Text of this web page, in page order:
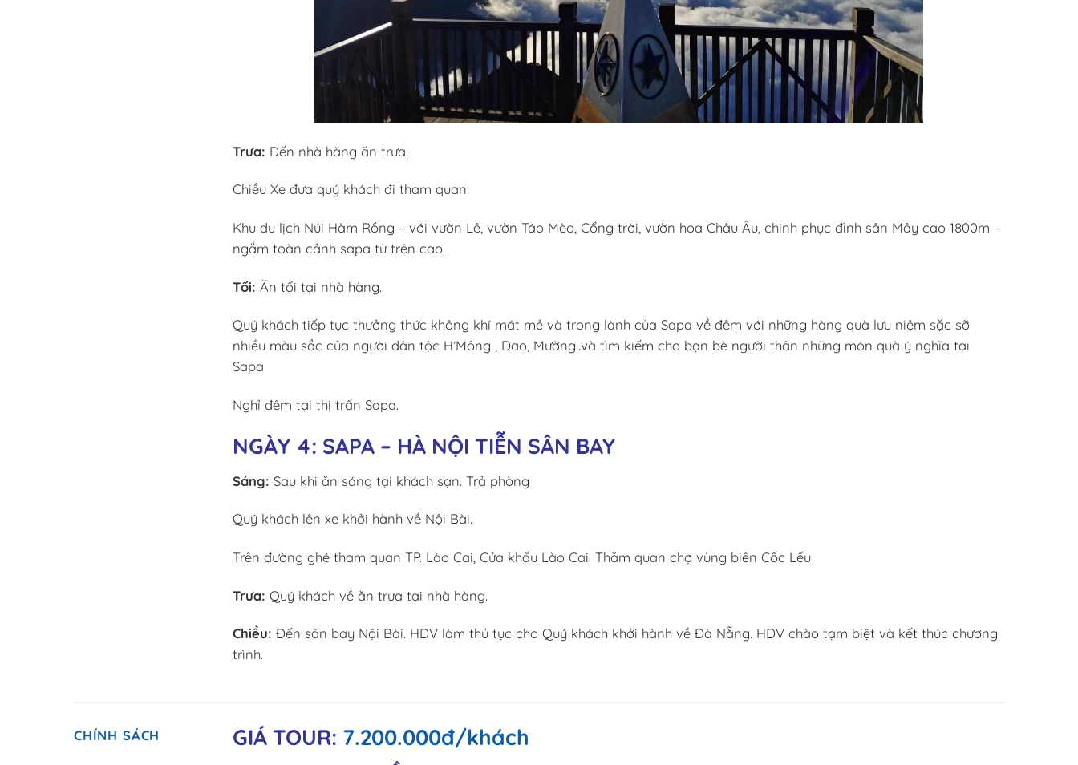
Trưa: Đến nhà hàng ăn trưa.
Chiều Xe đưa quý khách đi tham quan:
Khu du lịch Núi Hàm Rồng – với vườn Lê, vườn Táo Mèo, Cổng trời, vườn hoa Châu Âu, chinh phục đỉnh sân Mây cao 1800m –
ngắm toàn cảnh sapa từ trên cao.
Tối: Ăn tối tại nhà hàng.
Quý khách tiếp tục thưởng thức không khí mát mẻ và trong lành của Sapa về đêm với những hàng quà lưu niệm sặc sỡ
nhiều màu sắc của người dân tộc H’Mông , Dao, Mường..và tìm kiếm cho bạn bè người thân những món quà ý nghĩa tại
Sapa
Nghỉ đêm tại thị trấn Sapa.
NGÀY 4: SAPA – HÀ NỘI TIỄN SÂN BAY
Sáng: Sau khi ăn sáng tại khách sạn. Trả phòng
Quý khách lên xe khởi hành về Nội Bài.
Trên đường ghé tham quan TP. Lào Cai, Cửa khẩu Lào Cai. Thăm quan chợ vùng biên Cốc Lếu
Trưa: Quý khách về ăn trưa tại nhà hàng.
Chiều: Đến sân bay Nội Bài. HDV làm thủ tục cho Quý khách khởi hành về Đà Nẵng. HDV chào tạm biệt và kết thúc chương
trình.
CHÍNH SÁCH GIÁ TOUR: 7.200.000đ/khách